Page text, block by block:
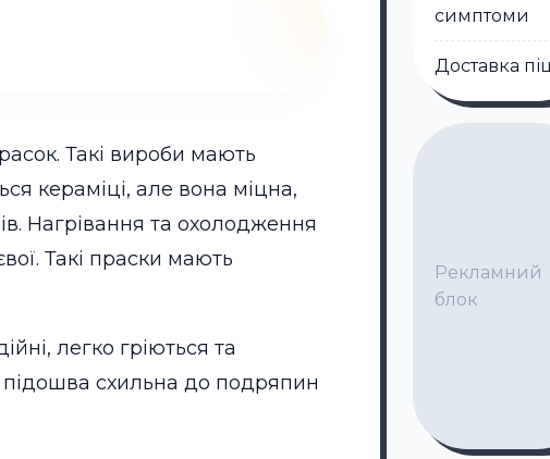
Такі вироби мають
кераміці, але вона міцна,
Нагрівання та охолодження
Такі праски мають
легко гріються та
підошва схильна до подряпин
симптоми
Доставка
Рекламний
блок